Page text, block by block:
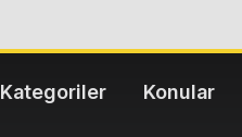
Kategoriler Konular